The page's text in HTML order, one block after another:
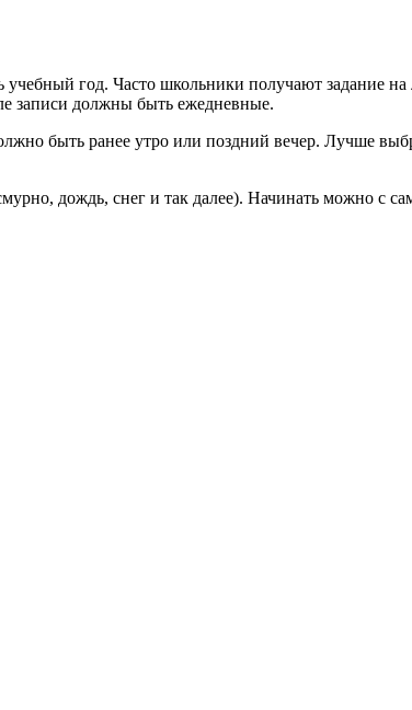
год. Часто школьники получают задание
записи должны быть ежедневные.
быть ранее утро или поздний вечер. Лучше
дождь, снег и так далее). Начинать можно с